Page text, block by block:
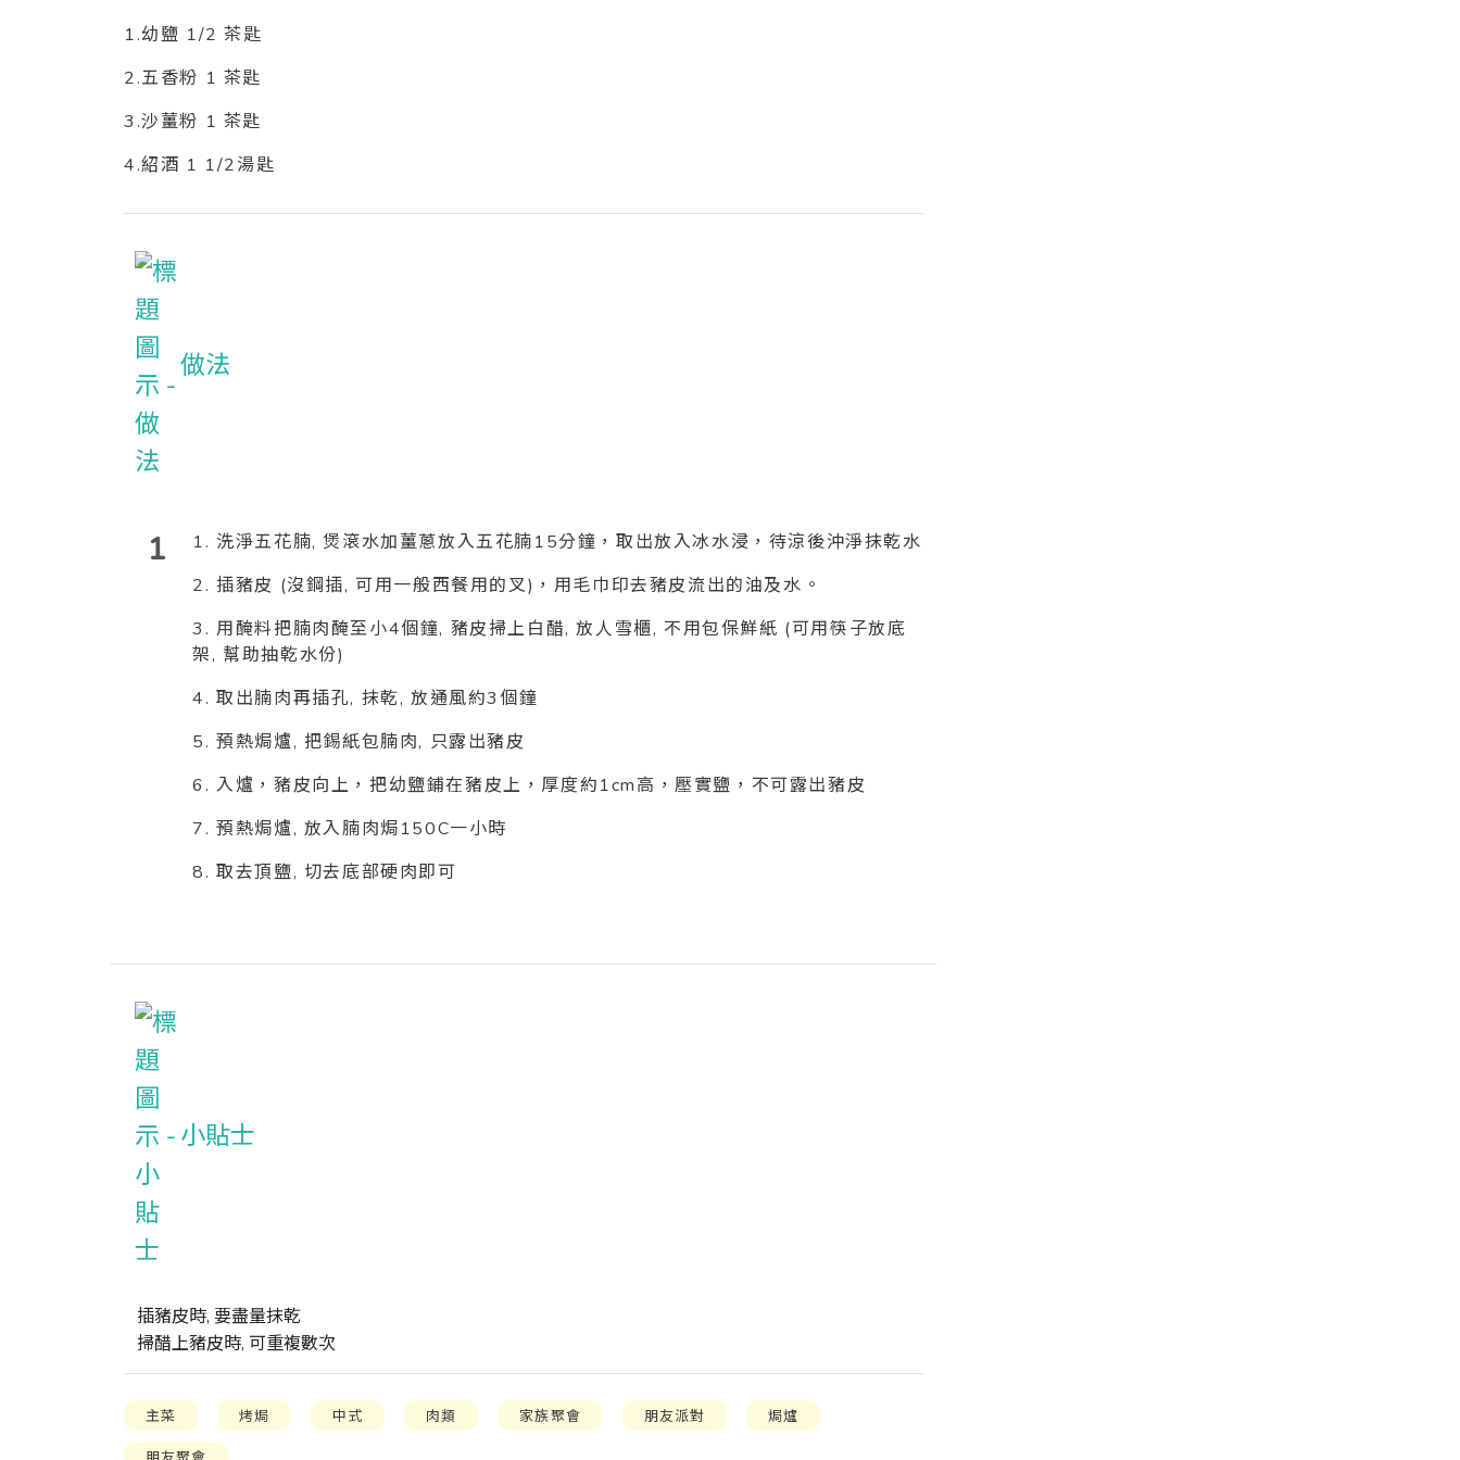
1.幼鹽 1/2 茶匙
2.五香粉 1 茶匙
3.沙薑粉 1 茶匙
4.紹酒 1 1/2湯匙
做法
1
1. 洗淨五花腩, 煲滾水加薑蔥放入五花腩15分鐘，取出放入冰水浸，待涼後沖淨抹乾水
2. 插豬皮 (沒鋼插, 可用一般西餐用的叉)，用毛巾印去豬皮流出的油及水。
3. 用醃料把腩肉醃至小4個鐘, 豬皮掃上白醋, 放人雪櫃, 不用包保鮮紙 (可用筷子放底
架, 幫助抽乾水份)
4. 取出腩肉再插孔, 抹乾, 放通風約3個鐘
5. 預熱焗爐, 把錫紙包腩肉, 只露出豬皮
6. 入爐，豬皮向上，把幼鹽鋪在豬皮上，厚度約1cm高，壓實鹽，不可露出豬皮
7. 預熱焗爐, 放入腩肉焗150C一小時
8. 取去頂鹽, 切去底部硬肉即可
小貼士
插豬皮時, 要盡量抹乾
掃醋上豬皮時, 可重複數次
主菜 烤焗 中式 肉類 家族聚會 朋友派對 焗爐